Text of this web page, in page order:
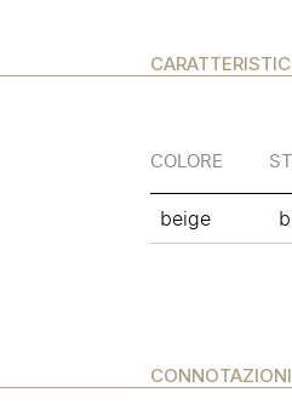
COLORE
beige
CONNOTAZIONI